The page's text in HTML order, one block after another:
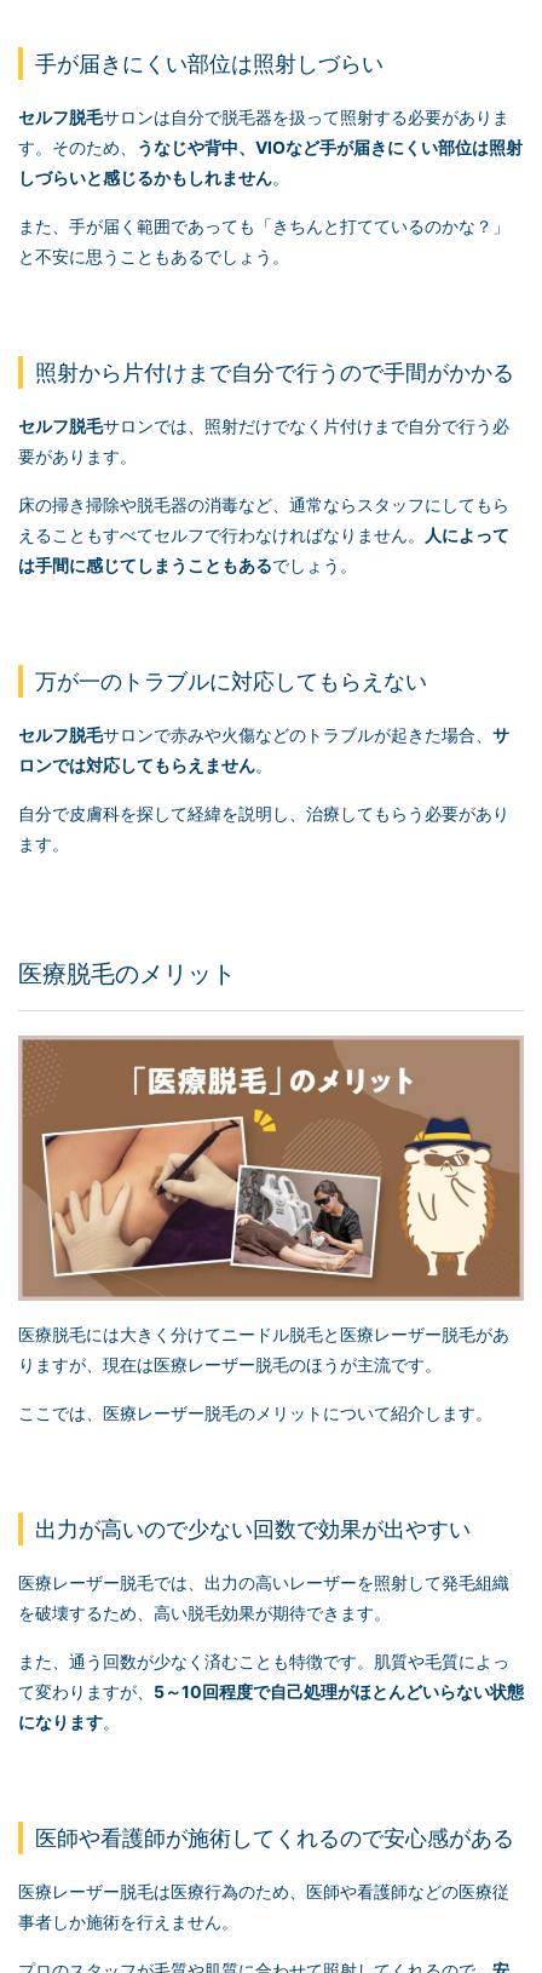
手が届きにくい部位は照射しづらい
セルフ脱毛サロンは自分で脱毛器を扱って照射する必要がありま
す。そのため、
うなじや背中、VIOなど手が届きにくい部位は照射
しづらいと感じるかもしれません。
また、手が届く範囲であっても「きちんと打てているのかな？」
と不安に思うこともあるでしょう。
照射から片付けまで自分で行うので手間がかかる
セルフ脱毛サロンでは、照射だけでなく片付けまで自分で行う必
要があります。
床の掃き掃除や脱毛器の消毒など、通常ならスタッフにしてもら
えることもすべてセルフで行わなければなりません。
人によって
は手間に感じてしまうこともあるでしょう。
万が一のトラブルに対応してもらえない
セルフ脱毛サロンで赤みや火傷などのトラブルが起きた場合、 サ
ロンでは対応してもらえません。
自分で皮膚科を探して経緯を説明し、治療してもらう必要があり
ます。
医療脱毛のメリット
医療脱毛には大きく分けてニードル脱毛と医療レーザー脱毛があ
りますが、現在は医療レーザー脱毛のほうが主流です。
ここでは、医療レーザー脱毛のメリットについて紹介します。
出力が高いので少ない回数で効果が出やすい
医療レーザー脱毛では、出力の高いレーザーを照射して発毛組織
を破壊するため、高い脱毛効果が期待できます。
また、通う回数が少なく済むことも特徴です。肌質や毛質によっ
て変わりますが、 5～10回程度で自己処理がほとんどいらない状態
になります。
医師や看護師が施術してくれるので安心感がある
医療レーザー脱毛は医療行為のため、医師や看護師などの医療従
事者しか施術を行えません。